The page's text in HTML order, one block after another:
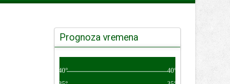
Prognoza vremena